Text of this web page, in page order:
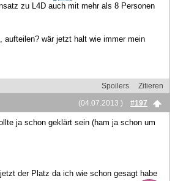
zu L4D auch mit mehr als 8 Personen
aufteilen? wär jetzt halt wie immer mein
Spoilers
Zitieren
(04.07.2013 )
#197
ja schon geklärt sein (ham ja schon um
der Platz da ich wie schon gesagt habe